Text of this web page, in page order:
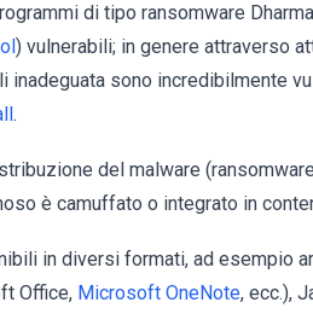
di tipo ransomware
) vulnerabili; in genere attraverso
sono incredibilmente
.
del malware
è camuffato o integrato in
in diversi formati, ad esempio
Office, Microsoft OneNote, ecc.),